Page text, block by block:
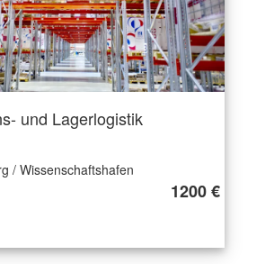
und Lagerlogistik
/ Wissenschaftshafen
1200 €